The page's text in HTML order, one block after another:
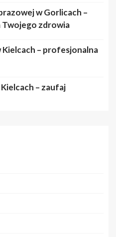
w Gorlicach –
Twojego zdrowia
Kielcach – profesjonalna
– zaufaj